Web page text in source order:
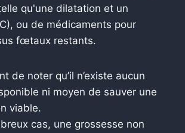
qu'une dilatation et un
ou de médicaments pour
fœtaux restants.
de noter qu’il n’existe aucun
ni moyen de sauver une
viable.
cas, une grossesse non